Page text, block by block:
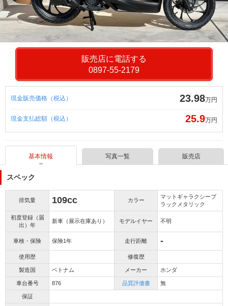
販売店に電話する
0897-55-2179
現金販売価格（税込） 23.98万円
現金支払総額（税込） 25.9万円
基本情報 写真一覧 販売店
スペック
排気量 109cc カラー
マットギャラクシーブ
ラックメタリック
初度登録（届
出）年
新車（展示在庫あり） モデルイヤー 不明
車検・保険 保険1年 走行距離 -
使用歴 修復歴
製造国 ベトナム メーカー ホンダ
車台番号 876 品質評価書 無
保証